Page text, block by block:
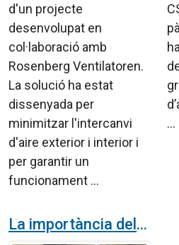
d'un projecte
desenvolupat en
col·laboració amb
Rosenberg Ventilatoren.
La solució ha estat
dissenyada per
minimitzar l'intercanvi
d'aire exterior i interior i
per garantir un
funcionament ...
...
La importància del control i la regulació de les cortines d'aire